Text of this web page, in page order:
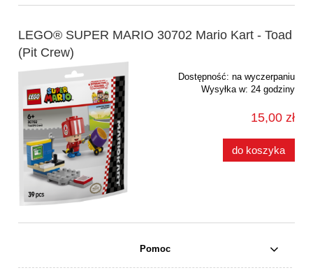
LEGO® SUPER MARIO 30702 Mario Kart - Toad
(Pit Crew)
Dostępność: na wyczerpaniu
Wysyłka w: 24 godziny
15,00 zł
do koszyka
Pomoc